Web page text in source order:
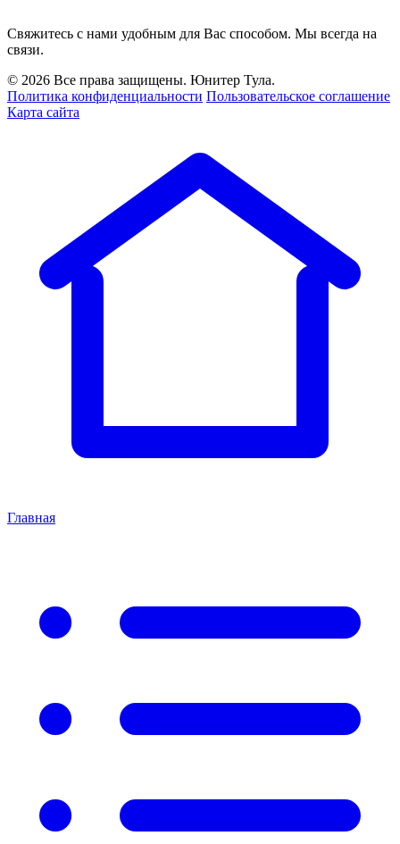
Свяжитесь с нами удобным для Вас способом. Мы всегда на
связи.
© 2026 Все права защищены. Юнитер Тула.
Политика конфиденциальности Пользовательское соглашение
Карта сайта
Главная